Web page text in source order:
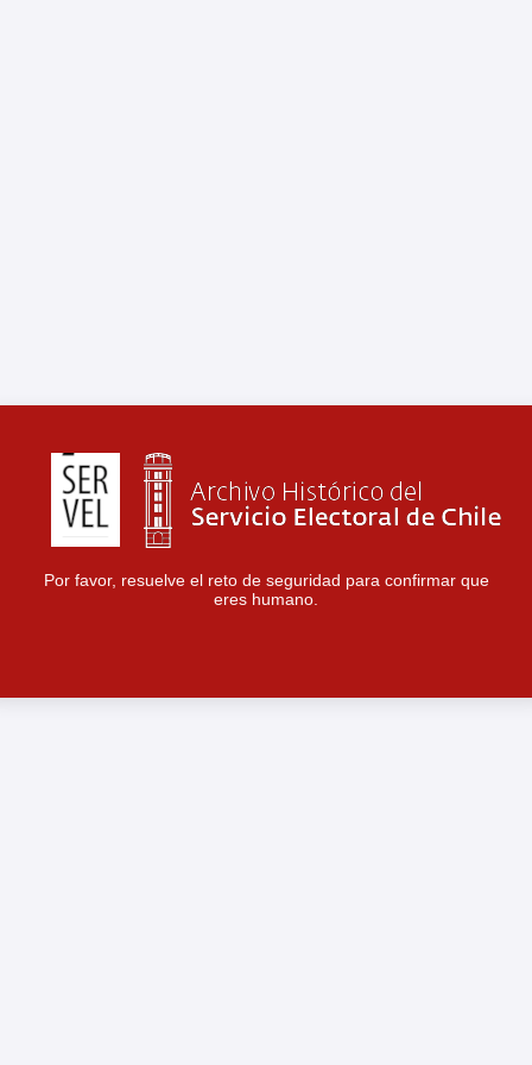
Por favor, resuelve el reto de seguridad para confirmar que
eres humano.